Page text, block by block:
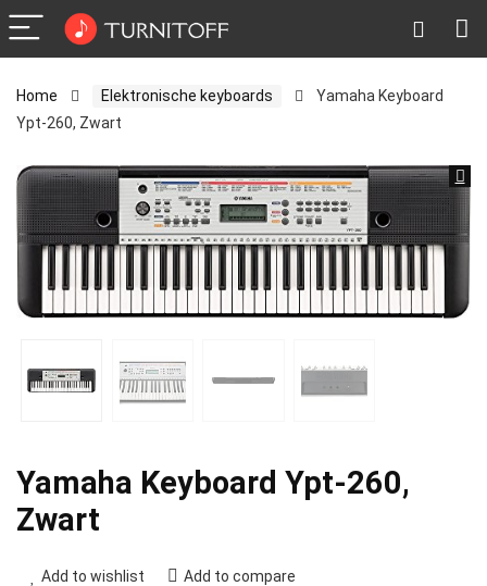
Home Elektronische keyboards
Yamaha Keyboard
Ypt-260, Zwart
Yamaha Keyboard Ypt-260,
Zwart
Add to wishlist Add to compare